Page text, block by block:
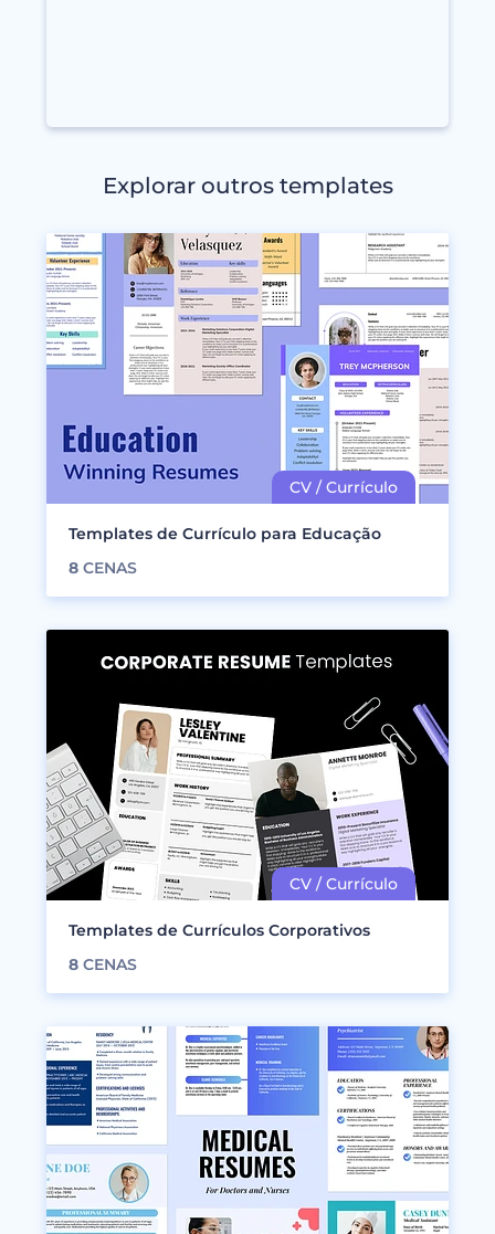
Explorar outros templates
Templates de Currículo para Educação
8 CENAS
Templates de Currículos Corporativos
8 CENAS